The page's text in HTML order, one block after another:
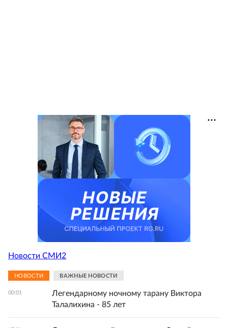
Новости СМИ2
НОВОСТИ ВАЖНЫЕ НОВОСТИ
00:01
Легендарному ночному тарану Виктора
Талалихина - 85 лет